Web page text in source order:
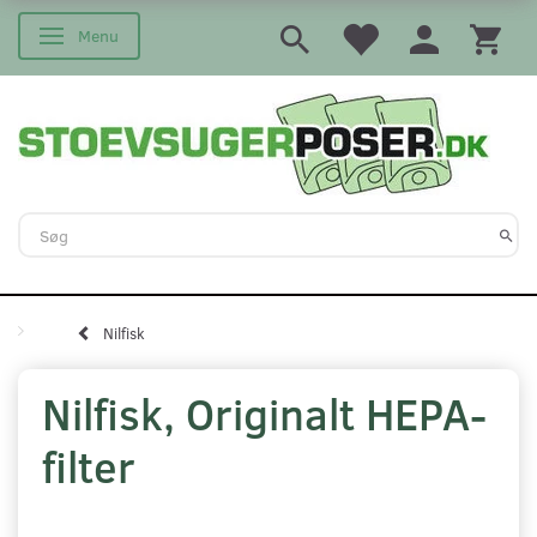
Skifte navigation
Menu
Nilfisk
Nilfisk, Originalt HEPA-
filter